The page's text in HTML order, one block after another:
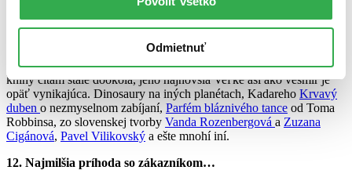
Odmietnuť
11. Kniha, ktorá ma naposledy zaujala…
Podstata všetkých vecí
Stoneaa jeho knihy,Stefánssonje moja srdcová záležitosť a jeho
knihy čítam stále dookola, jeho najnovšia Veľké asi ako vesmír je
opäť vynikajúca. Dinosaury na iných planétach, Kadareho Krvavý
duben o nezmyselnom zabíjaní, Parfém bláznivého tance od Toma
Robbinsa, zo slovenskej tvorby Vanda Rozenbergová a Zuzana
Cigánová, Pavel Vilikovský a ešte mnohí iní.
12. Najmilšia príhoda so zákazníkom…